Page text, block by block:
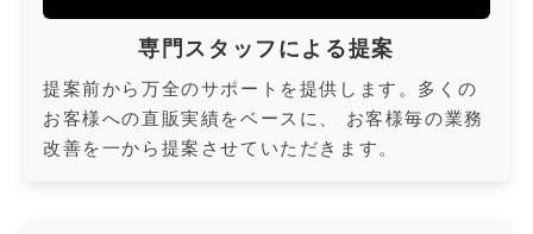
専門スタッフによる提案
提案前から万全のサポートを提供します。多くの
お客様への直販実績をベースに、 お客様毎の業務
改善を一から提案させていただきます。